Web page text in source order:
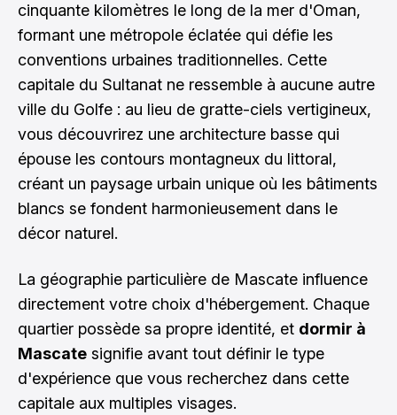
cinquante kilomètres le long de la mer d'Oman,
formant une métropole éclatée qui défie les
conventions urbaines traditionnelles. Cette
capitale du Sultanat ne ressemble à aucune autre
ville du Golfe : au lieu de gratte-ciels vertigineux,
vous découvrirez une architecture basse qui
épouse les contours montagneux du littoral,
créant un paysage urbain unique où les bâtiments
blancs se fondent harmonieusement dans le
décor naturel.
La géographie particulière de Mascate influence
directement votre choix d'hébergement. Chaque
quartier possède sa propre identité, et dormir à
Mascate signifie avant tout définir le type
d'expérience que vous recherchez dans cette
capitale aux multiples visages.